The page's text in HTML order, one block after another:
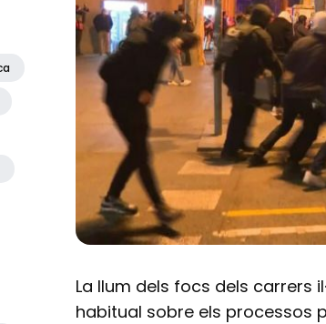
La llum dels focs dels carrers
habitual sobre els processos